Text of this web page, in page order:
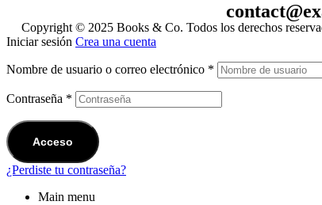
Copyright © 2025 Books & Co. Todos los derechos
Iniciar sesión Crea una cuenta
Nombre de usuario o correo electrónico *
Contraseña *
Acceso
¿Perdiste tu contraseña?
Main menu